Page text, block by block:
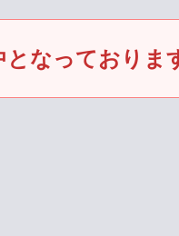
なっておりま